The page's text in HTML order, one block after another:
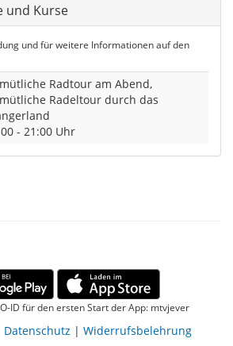
und Kurse
und für weitere Informationen auf den
Radtour am Abend,
Radeltour durch das
- 21:00 Uhr
ID für den ersten Start der App: mtvjever
Datenschutz | Widerrufsbelehrung